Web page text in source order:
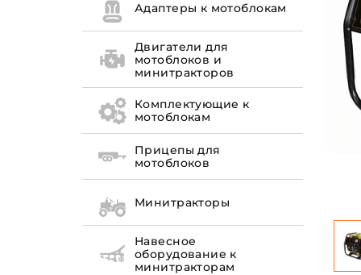
Адаптеры к мотоблокам
Двигатели для
мотоблоков и
минитракторов
Комплектующие к
мотоблокам
Прицепы для
мотоблоков
Минитракторы
Навесное
оборудование к
минитракторам